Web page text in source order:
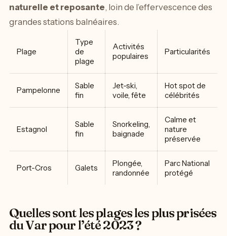
naturelle et reposante, loin de l’effervescence des
grandes stations balnéaires.
Plage
Type
de
plage
Activités
populaires
Particularités
Pampelonne
Sable
fin
Jet-ski,
voile, fête
Hot spot de
célébrités
Estagnol
Sable
fin
Snorkeling,
baignade
Calme et
nature
préservée
Port-Cros Galets
Plongée,
randonnée
Parc National
protégé
Quelles sont les plages les plus prisées
du Var pour l’été 2023 ?